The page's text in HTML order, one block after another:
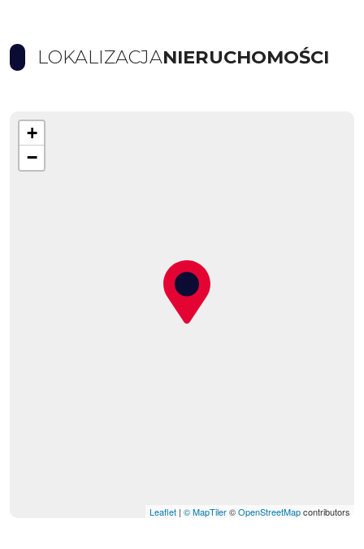
LOKALIZACJANIERUCHOMOŚCI
+
−
Leaflet | © MapTiler©OpenStreetMapcontributors